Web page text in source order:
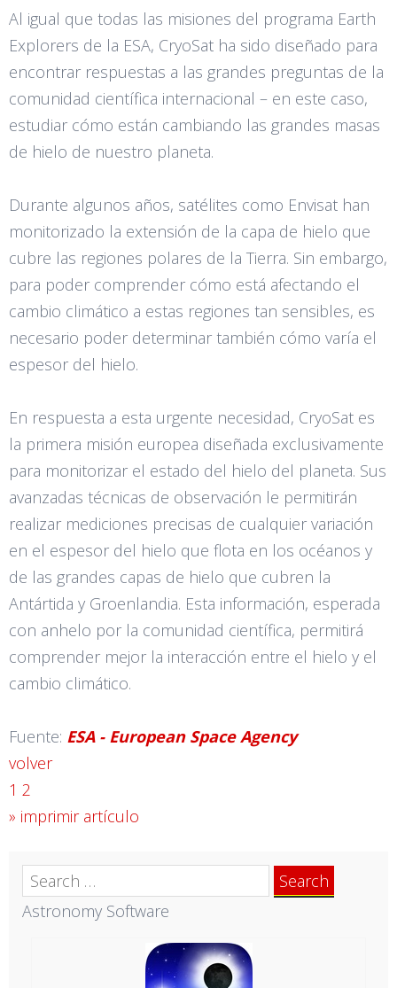
Al igual que todas las misiones del programa Earth
Explorers de la ESA, CryoSat ha sido diseñado para
encontrar respuestas a las grandes preguntas de la
comunidad científica internacional – en este caso,
estudiar cómo están cambiando las grandes masas
de hielo de nuestro planeta.
Durante algunos años, satélites como Envisat han
monitorizado la extensión de la capa de hielo que
cubre las regiones polares de la Tierra. Sin embargo,
para poder comprender cómo está afectando el
cambio climático a estas regiones tan sensibles, es
necesario poder determinar también cómo varía el
espesor del hielo.
En respuesta a esta urgente necesidad, CryoSat es
la primera misión europea diseñada exclusivamente
para monitorizar el estado del hielo del planeta. Sus
avanzadas técnicas de observación le permitirán
realizar mediciones precisas de cualquier variación
en el espesor del hielo que flota en los océanos y
de las grandes capas de hielo que cubren la
Antártida y Groenlandia. Esta información, esperada
con anhelo por la comunidad científica, permitirá
comprender mejor la interacción entre el hielo y el
cambio climático.
Fuente: ESA - European Space Agency
volver
1 2
» imprimir artículo
Search
for:
Astronomy Software